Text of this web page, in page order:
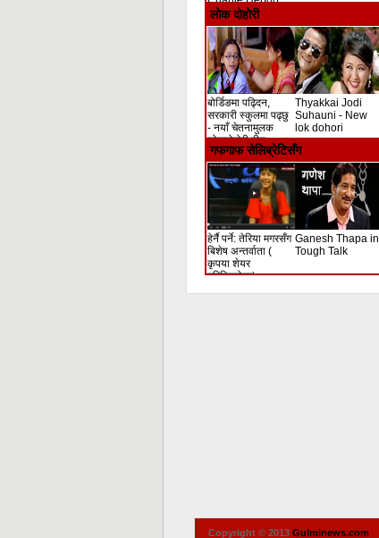
Shooting
लोक दोहोरी
बोर्डिङमा पढ्दिन,
सरकारी स्कुलमा पढ्छु
- नयाँ चेतनामुलक
लोकदोहोरी गीत
Thyakkai Jodi
Suhauni - New
lok dohori
गफगाफ सेलिब्रेटिसँग
हेर्नै पर्ने: तेरिया मगरसँग
बिशेष अन्तर्वाता (
कृपया शेयर
गरिदिनुहोला)
Ganesh Thapa in
Tough Talk
Copyright © 2013 Gulminews.com